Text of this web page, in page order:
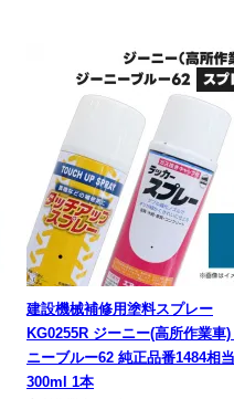
建設機械補修用塗料スプレー
KG0255R ジーニー(高所作業車
ニーブルー62 純正品番1484相
300ml 1本